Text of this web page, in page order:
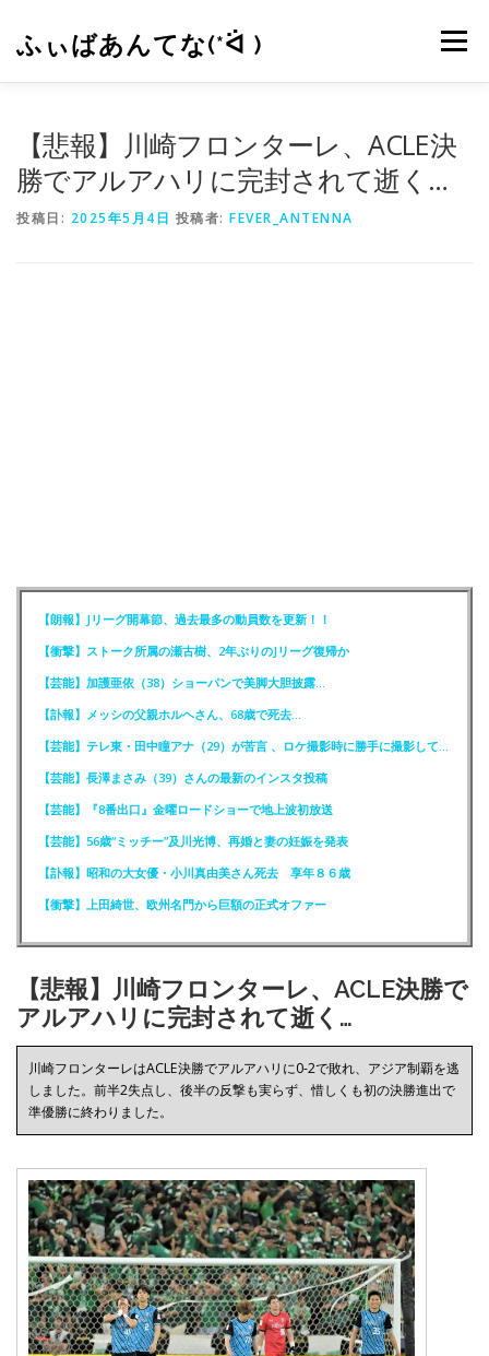
ふぃばあんてな(*ᐛ ) メニュー
【悲報】川崎フロンターレ、ACLE決
勝でアルアハリに完封されて逝く…
投稿日: 2025年5月4日 投稿者: FEVER_ANTENNA
【朗報】Jリーグ開幕節、過去最多の動員数を更新！！
【衝撃】ストーク所属の瀬古樹、2年ぶりのJリーグ復帰か
【芸能】加護亜依（38）ショーパンで美脚大胆披露…
【訃報】メッシの父親ホルヘさん、68歳で死去…
【芸能】テレ東・田中瞳アナ（29）が苦言 、ロケ撮影時に勝手に撮影してくる人達に注意喚起
【芸能】長澤まさみ（39）さんの最新のインスタ投稿
【芸能】『8番出口』金曜ロードショーで地上波初放送
【芸能】56歳“ミッチー”及川光博、再婚と妻の妊娠を発表
【訃報】昭和の大女優・小川真由美さん死去 享年８６歳
【衝撃】上田綺世、欧州名門から巨額の正式オファー
【悲報】川崎フロンターレ、ACLE決勝で
アルアハリに完封されて逝く…
川崎フロンターレはACLE決勝でアルアハリに0-2で敗れ、アジア制覇を逃
しました。前半2失点し、後半の反撃も実らず、惜しくも初の決勝進出で
準優勝に終わりました。